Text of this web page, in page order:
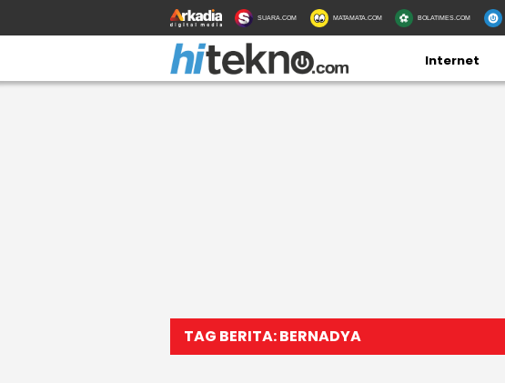
SUARA.COM MATAMATA.COM BOLATIMES.COM
Internet
TAG BERITA: BERNADYA